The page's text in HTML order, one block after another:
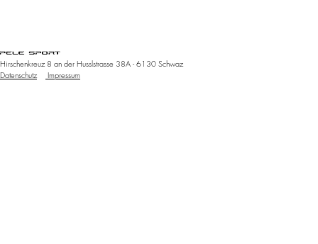
Kellerjochkapelle
Hirschenkreuz 8 an der Husslstrasse 38A - 6130 Schwaz
Datenschutz
Impressum